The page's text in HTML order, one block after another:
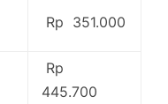
Rp 351.000
Rp
445.700